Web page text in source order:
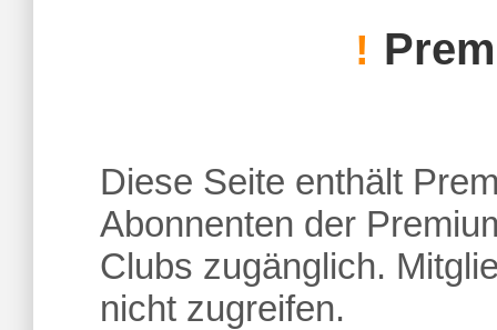
!
Diese Seite enthält
Abonnenten der
Clubs zugänglich.
nicht zugreifen.